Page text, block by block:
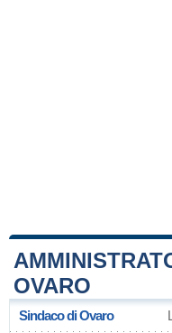
OVARO
Sindaco di Ovaro